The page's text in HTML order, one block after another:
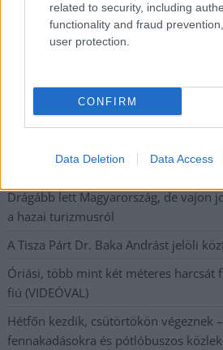
related to security, including
functionality and fraud
user protection.
CONFIRM
Data Deletion Data Access
Nem szeretne lemaradni semmiről? Csak
legfrissebb információkkal és exkluzív
postaládájába érkezik!
A SZOL24 legfrissebb 24 cikke
Baka András egy hónapja még a
beszélt – most elfogadta Magyar
Drágább lett Magyarország, de vajon
a hazai turizmusról
A Tisza Párt Dr. Baka Andrást jelöli
Óriási, több mint két méteres harcsát
fiú (VIDEÓVAL)
Hétfőn kezdik, csütörtökön végeznek
fennakadásokra és pótlóbuszos